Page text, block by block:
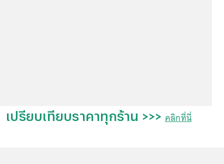
เปรียบเทียบราคาทุกร้าน >>> คลิกที่นี่